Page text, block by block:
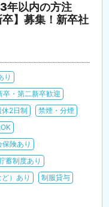
年以内の方注
】募集！新卒社
り
卒・第二新卒歓迎
2日制
禁煙・分煙
保険あり
蓄制度あり
）あり
制服貸与